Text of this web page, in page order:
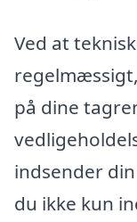
Ved at
på dine
indsender
du ikke kun